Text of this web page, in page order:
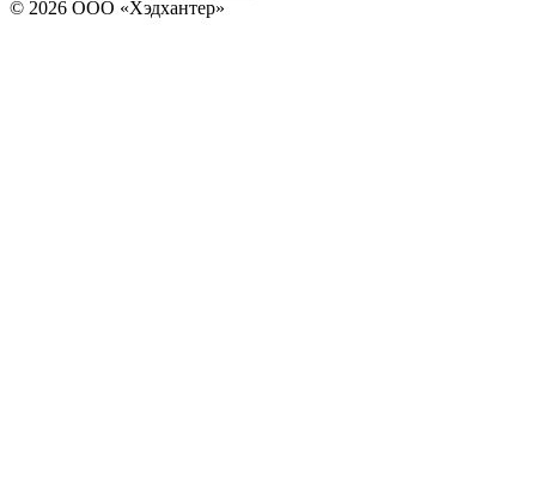
© 2026 ООО «Хэдхантер»